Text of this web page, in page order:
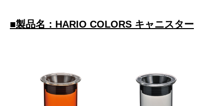
■製品名：HARIO COLORS キャニスター